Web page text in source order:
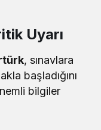
Uyarı
, sınavlara
başladığını
bilgiler